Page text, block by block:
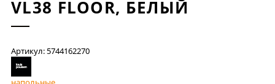
VL38 FLOOR, БЕЛЫЙ
Артикул: 5744162270